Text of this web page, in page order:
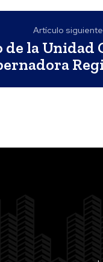
Artículo siguiente
la Unidad